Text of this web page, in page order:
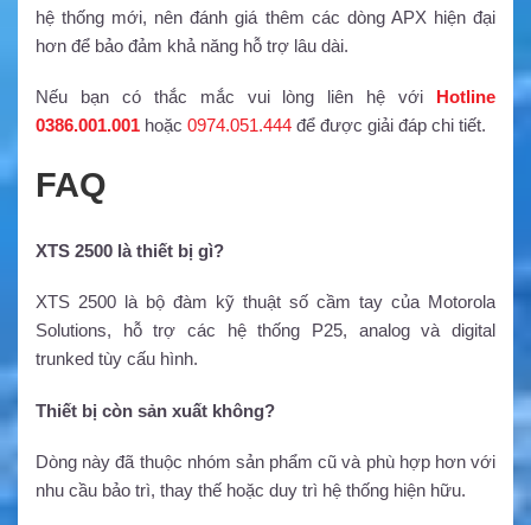
hệ thống mới, nên đánh giá thêm các dòng APX hiện đại
hơn để bảo đảm khả năng hỗ trợ lâu dài.
Nếu bạn có thắc mắc vui lòng liên hệ với Hotline
0386.001.001 hoặc 0974.051.444 để được giải đáp chi tiết.
FAQ
XTS 2500 là thiết bị gì?
XTS 2500 là bộ đàm kỹ thuật số cầm tay của Motorola
Solutions, hỗ trợ các hệ thống P25, analog và digital
trunked tùy cấu hình.
Thiết bị còn sản xuất không?
Dòng này đã thuộc nhóm sản phẩm cũ và phù hợp hơn với
nhu cầu bảo trì, thay thế hoặc duy trì hệ thống hiện hữu.